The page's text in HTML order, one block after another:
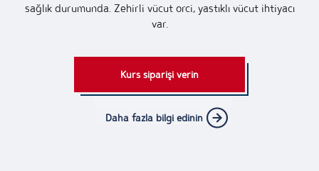
sağlık durumunda. Zehirli vücut orci, yastıklı vücut ihtiyacı
var.
Kurs siparişi verin
Daha fazla bilgi edinin